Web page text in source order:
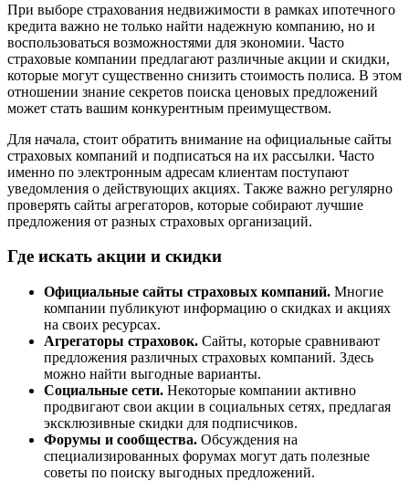
При выборе страхования недвижимости в рамках ипотечного
кредита важно не только найти надежную компанию, но и
воспользоваться возможностями для экономии. Часто
страховые компании предлагают различные акции и скидки,
которые могут существенно снизить стоимость полиса. В этом
отношении знание секретов поиска ценовых предложений
может стать вашим конкурентным преимуществом.
Для начала, стоит обратить внимание на официальные сайты
страховых компаний и подписаться на их рассылки. Часто
именно по электронным адресам клиентам поступают
уведомления о действующих акциях. Также важно регулярно
проверять сайты агрегаторов, которые собирают лучшие
предложения от разных страховых организаций.
Где искать акции и скидки
Официальные сайты страховых компаний. Многие
компании публикуют информацию о скидках и акциях
на своих ресурсах.
Агрегаторы страховок. Сайты, которые сравнивают
предложения различных страховых компаний. Здесь
можно найти выгодные варианты.
Социальные сети. Некоторые компании активно
продвигают свои акции в социальных сетях, предлагая
эксклюзивные скидки для подписчиков.
Форумы и сообщества. Обсуждения на
специализированных форумах могут дать полезные
советы по поиску выгодных предложений.